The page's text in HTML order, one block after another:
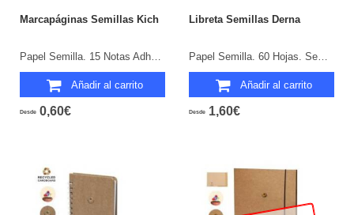
Marcapáginas Semillas Kich
Papel Semilla. 15 Notas Adhesivas 4 x 4,5 cm. 75 Mininotas Adhesivas 1,2 x 4,5 cm. Semillas de Petunia Incluidas. Flores Colores Surtidos.
Añadir al carrito
Desde 0,60€
Libreta Semillas Derna
Papel Semilla. 60 Hojas. Semillas de Petunia Incluidas. Flores Colores Surtidos.
Añadir al carrito
Desde 1,60€